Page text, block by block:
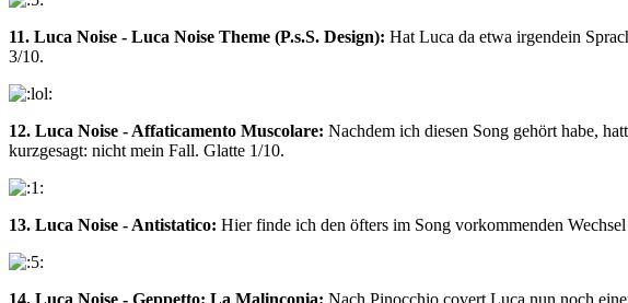
11. Luca Noise - Luca Noise Theme (P.s.S. Design): Hat Luca da etwa irgendein
3/10.
12. Luca Noise - Affaticamento Muscolare: Nachdem ich diesen Song gehört habe,
kurzgesagt: nicht mein Fall. Glatte 1/10.
13. Luca Noise - Antistatico: Hier finde ich den öfters im Song vorkommenden
14. Luca Noise - Geppetto: La Malinconia: Nach Pinocchio covert Luca nun noch